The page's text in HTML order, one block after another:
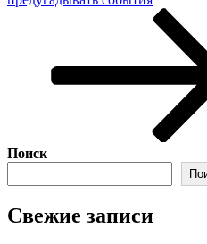
Поиск
Свежие записи